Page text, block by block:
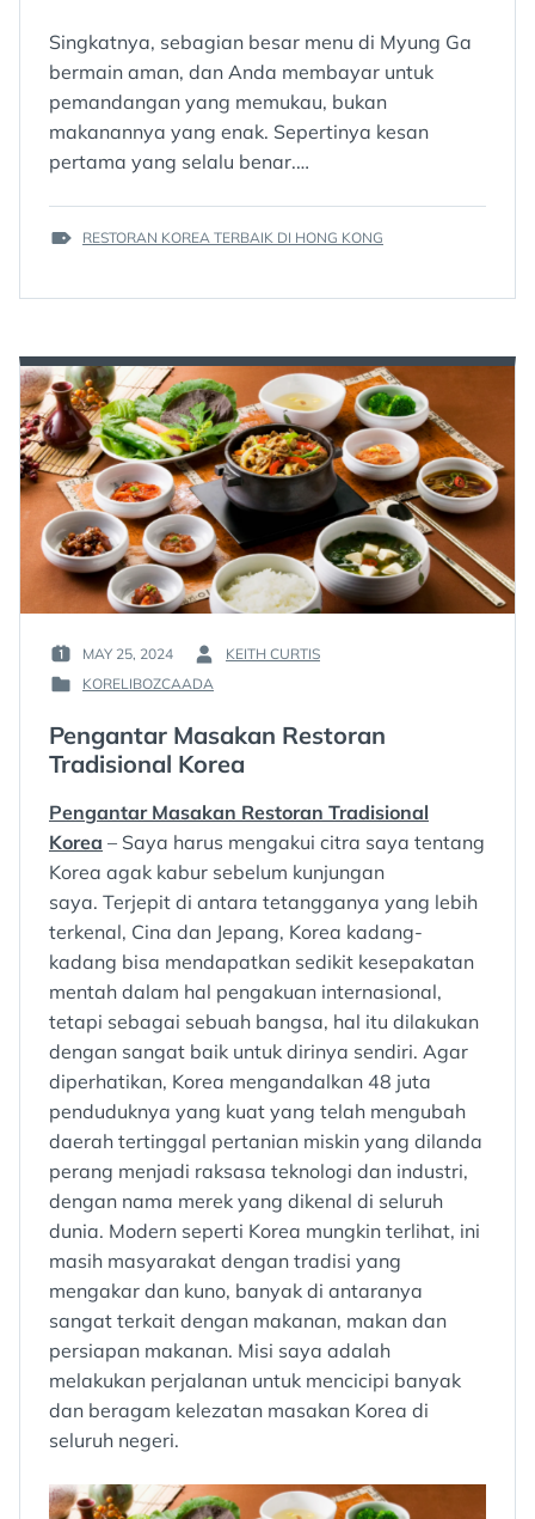
Singkatnya, sebagian besar menu di Myung Ga
bermain aman, dan Anda membayar untuk
pemandangan yang memukau, bukan
makanannya yang enak. Sepertinya kesan
pertama yang selalu benar.…
TAGS
RESTORAN KOREA TERBAIK DI HONG KONG
POSTED
ON
MAY 25, 2024
BY
:
KEITH CURTIS
POSTED
KORELIBOZCAADA
Pengantar Masakan Restoran
Tradisional Korea
Pengantar Masakan Restoran Tradisional
Korea – Saya harus mengakui citra saya tentang
Korea agak kabur sebelum kunjungan
saya. Terjepit di antara tetangganya yang lebih
terkenal, Cina dan Jepang, Korea kadang-
kadang bisa mendapatkan sedikit kesepakatan
mentah dalam hal pengakuan internasional,
tetapi sebagai sebuah bangsa, hal itu dilakukan
dengan sangat baik untuk dirinya sendiri. Agar
diperhatikan, Korea mengandalkan 48 juta
penduduknya yang kuat yang telah mengubah
daerah tertinggal pertanian miskin yang dilanda
perang menjadi raksasa teknologi dan industri,
dengan nama merek yang dikenal di seluruh
dunia. Modern seperti Korea mungkin terlihat, ini
masih masyarakat dengan tradisi yang
mengakar dan kuno, banyak di antaranya
sangat terkait dengan makanan, makan dan
persiapan makanan. Misi saya adalah
melakukan perjalanan untuk mencicipi banyak
dan beragam kelezatan masakan Korea di
seluruh negeri.